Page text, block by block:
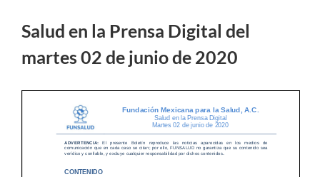
Salud en la Prensa Digital del
martes 02 de junio de 2020